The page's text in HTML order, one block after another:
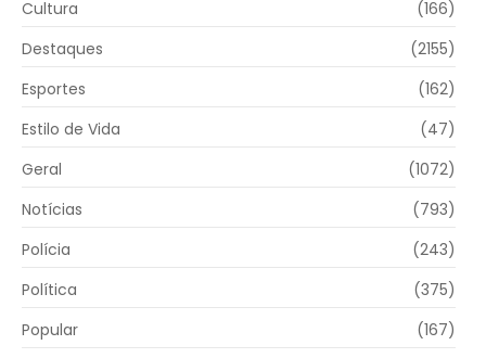
Cultura
(166)
Destaques
(2155)
Esportes
(162)
Estilo de Vida
(47)
Geral
(1072)
Notícias
(793)
Polícia
(243)
Política
(375)
Popular
(167)